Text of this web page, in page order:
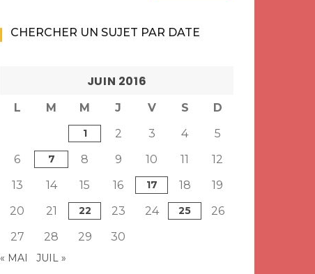
CHERCHER UN SUJET PAR DATE
JUIN 2016
L M M J V S D
1 2 3 4
5
6
7 8 9 10 11
12
13
14 15 16 17 18
19
20
21 22 23 24 25
26
27
28 29 30
« MAI JUIL »